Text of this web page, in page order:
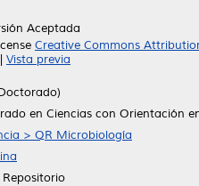
Aceptada
Creative Commons
Vista previa
en Ciencias con Orientación
> QR Microbiología